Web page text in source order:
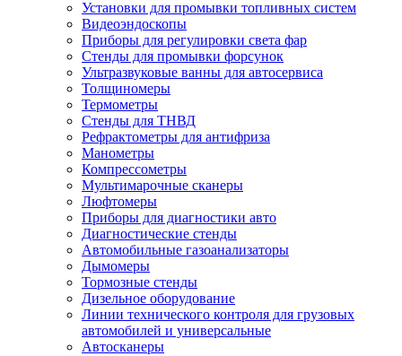
Установки для промывки топливных систем
Видеоэндоскопы
Приборы для регулировки света фар
Стенды для промывки форсунок
Ультразвуковые ванны для автосервиса
Толщиномеры
Термометры
Стенды для ТНВД
Рефрактометры для антифриза
Манометры
Компрессометры
Мультимарочные сканеры
Люфтомеры
Приборы для диагностики авто
Диагностические стенды
Автомобильные газоанализаторы
Дымомеры
Тормозные стенды
Дизельное оборудование
Линии технического контроля для грузовых
автомобилей и универсальные
Автосканеры